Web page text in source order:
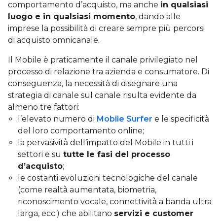
comportamento d’acquisto, ma anche in qualsiasi
luogo e in qualsiasi momento, dando alle
imprese la possibilità di creare sempre più percorsi
di acquisto omnicanale.
Il Mobile è praticamente il canale privilegiato nel
processo di relazione tra azienda e consumatore. Di
conseguenza, la necessità di disegnare una
strategia di canale sul canale risulta evidente da
almeno tre fattori:
l’elevato numero di Mobile Surfer e le specificità̀
del loro comportamento online;
la pervasività̀ dell’impatto del Mobile in tutti i
settori e su tutte le fasi del processo
d’acquisto;
le costanti evoluzioni tecnologiche del canale
(come realtà̀ aumentata, biometria,
riconoscimento vocale, connettività̀ a banda ultra
larga, ecc.) che abilitano servizi e customer